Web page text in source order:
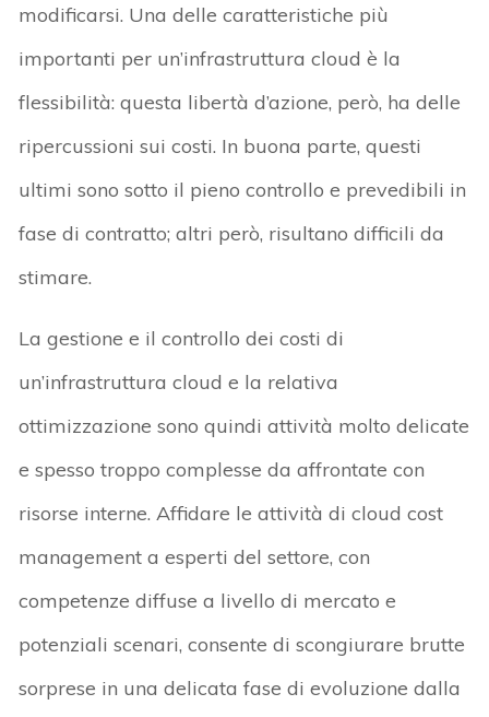
modificarsi. Una delle caratteristiche più
importanti per un’infrastruttura cloud è la
flessibilità: questa libertà d’azione, però, ha delle
ripercussioni sui costi. In buona parte, questi
ultimi sono sotto il pieno controllo e prevedibili in
fase di contratto; altri però, risultano difficili da
stimare.
La gestione e il controllo dei costi di
un’infrastruttura cloud e la relativa
ottimizzazione sono quindi attività molto delicate
e spesso troppo complesse da affrontate con
risorse interne. Affidare le attività di cloud cost
management a esperti del settore, con
competenze diffuse a livello di mercato e
potenziali scenari, consente di scongiurare brutte
sorprese in una delicata fase di evoluzione dalla